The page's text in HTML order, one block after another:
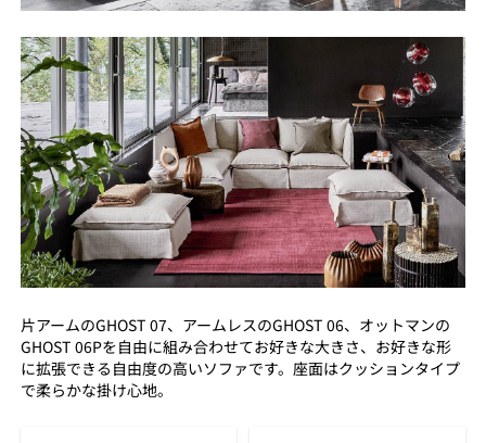
片アームのGHOST 07、アームレスのGHOST 06、オットマンの
GHOST 06Pを自由に組み合わせてお好きな大きさ、お好きな形
に拡張できる自由度の高いソファです。座面はクッションタイプ
で柔らかな掛け心地。